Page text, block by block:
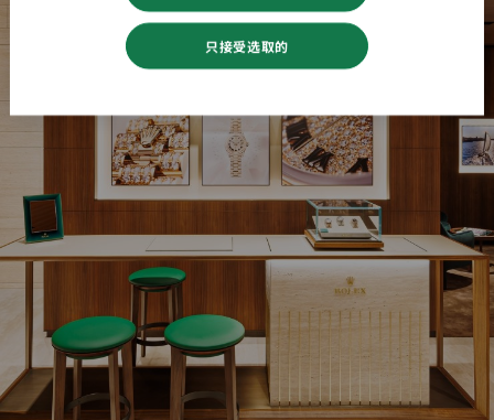
取
More
details
只接受选取的